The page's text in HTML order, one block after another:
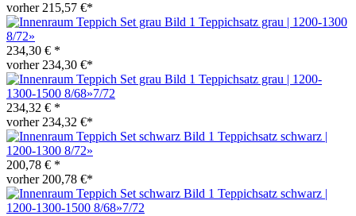
vorher 215,57 €*
Teppichsatz grau | 1200-1300
8/72»
234,30 € *
vorher 234,30 €*
Teppichsatz grau | 1200-
1300-1500 8/68»7/72
234,32 € *
vorher 234,32 €*
Teppichsatz schwarz |
1200-1300 8/72»
200,78 € *
vorher 200,78 €*
Teppichsatz schwarz |
1200-1300-1500 8/68»7/72